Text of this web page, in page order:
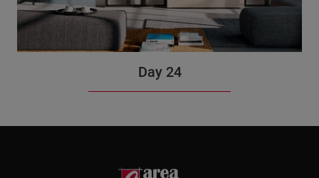
Day 24